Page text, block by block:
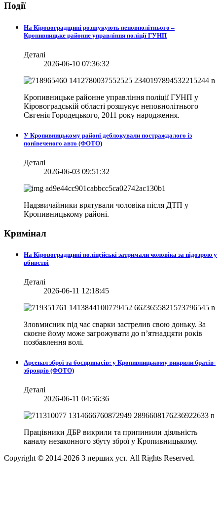
Події
На Кіровоградщині розшукують неповнолітнього –
Кропивницьке районне управління поліції ГУНП
Деталі
2026-06-10 07:36:32
Кропивницьке районне управління поліції ГУНП у
Кіровоградській області розшукує неповнолітнього
Євгенія Городецького, 2011 року народження.
У Кропивницькому районі деблокували постраждалого із
понівеченого авто (ФОТО)
Деталі
2026-06-03 09:51:32
Надзвичайники врятували чоловіка після ДТП у
Кропивницькому районі.
Кримінал
На Кіровоградщині поліцейські затримали чоловіка за підозрою у
вбивстві
Деталі
2026-06-11 12:18:45
Зловмисник під час сварки застрелив свою доньку. За
скоєне йому може загрожувати до п’ятнадцяти років
позбавлення волі.
Арсенал зброї та боєприпасів: у Кропивницькому викрили братів-
зброярів (ФОТО)
Деталі
2026-06-11 04:56:36
Працівники ДБР викрили та припинили діяльність
каналу незаконного збуту зброї у Кропивницькому.
Copyright © 2014-2026 З перших уст. All Rights Reserved.